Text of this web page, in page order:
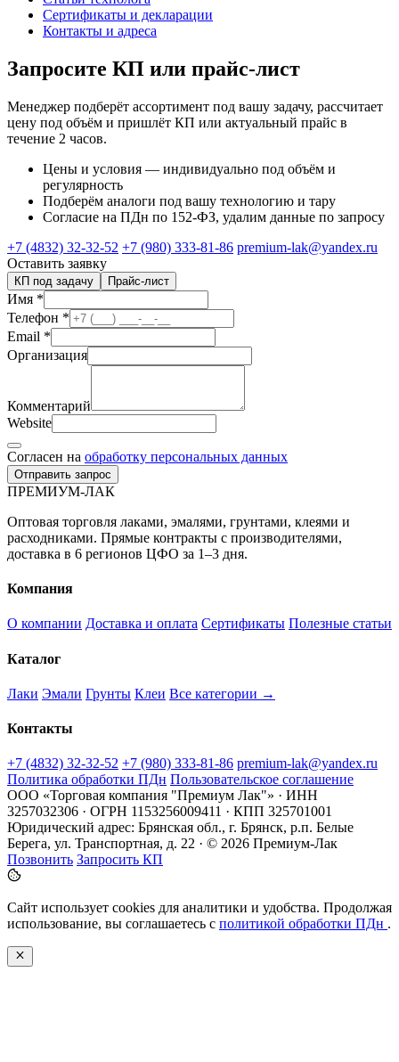
Сертификаты и декларации
Контакты и адреса
Запросите КП или прайс-лист
Менеджер подберёт ассортимент под вашу задачу, рассчитает
цену под объём и пришлёт КП или актуальный прайс в
течение 2 часов.
Цены и условия — индивидуально под объём и
регулярность
Подберём аналоги под вашу технологию и тару
Согласие на ПДн по 152-ФЗ, удалим данные по запросу
+7 (4832) 32-32-52 +7 (980) 333-81-86 premium-lak@yandex.ru
Оставить заявку
КП под задачу Прайс-лист
Имя *
Телефон *
Email *
Организация
Комментарий
Website
Согласен на обработку персональных данных
Отправить запрос
ПРЕМИУМ-ЛАК
Оптовая торговля лаками, эмалями, грунтами, клеями и
расходниками. Прямые контракты с производителями,
доставка в 6 регионов ЦФО за 1–3 дня.
Компания
О компании Доставка и оплата Сертификаты Полезные статьи
Каталог
Лаки Эмали Грунты Клеи Все категории →
Контакты
+7 (4832) 32-32-52 +7 (980) 333-81-86 premium-lak@yandex.ru
Политика обработки ПДн Пользовательское соглашение
ООО «Торговая компания "Премиум Лак"» · ИНН
3257032306 · ОГРН 1153256009411 · КПП 325701001
Юридический адрес: Брянская обл., г. Брянск, р.п. Белые
Берега, ул. Транспортная, д. 22 · © 2026 Премиум-Лак
Позвонить Запросить КП
Сайт использует cookies для аналитики и удобства. Продолжая
использование, вы соглашаетесь с политикой обработки ПДн .